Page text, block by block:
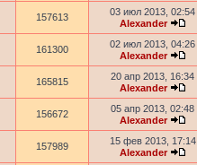
157613
03 июл 2013, 02:54
Alexander
161300
02 июл 2013, 04:26
Alexander
165815
20 апр 2013, 16:34
Alexander
156672
05 апр 2013, 02:48
Alexander
157989
15 фев 2013, 17:14
Alexander